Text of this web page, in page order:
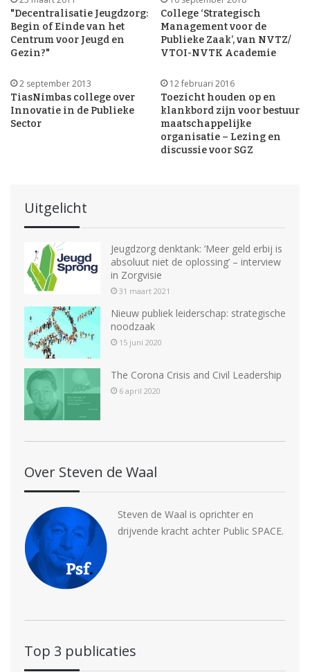
"Decentralisatie Jeugdzorg:
Begin of Einde van het
Centrum voor Jeugd en
Gezin?"
College ‘Strategisch
Management voor de
Publieke Zaak’, van NVTZ/
VTOI-NVTK Academie
2 september 2013
TiasNimbas college over
Innovatie in de Publieke
Sector
12 februari 2016
Toezicht houden op en
klankbord zijn voor bestuur
maatschappelijke
organisatie – Lezing en
discussie voor SGZ
Uitgelicht
Jeugdzorg denktank: ‘Meer geld erbij is
absoluut niet de oplossing’ – interview
in Zorgvisie
31 maart 2021
Nieuw publiek leiderschap: strategische
noodzaak
15 juni 2020
The Corona Crisis and Civil Leadership
6 april 2020
Over Steven de Waal
Steven de Waal is oprichter en
drijvende kracht achter Public SPACE.
Top 3 publicaties